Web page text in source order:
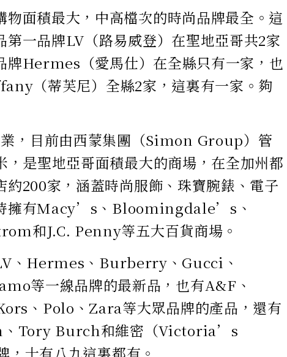
面積最大，中高檔次的時尚品牌最全。這
一品牌LV（路易威登）在聖地亞哥共2家
牌Hermes（愛馬仕）在全縣只有一家，也
（蒂芙尼）全縣2家，這裏有一家。夠
，目前由西蒙集團（Simon Group）管
，是聖地亞哥面積最大的商場，在全加州都
200家，涵蓋時尚服飾、珠寶腕錶、電子
擁有Macy’s、Bloomingdale’s、
和J.C. Penny等五大百貨商場。
、Hermes、Burberry、Gucci、
等一線品牌的最新品，也有A&F、
、Polo、Zara等大眾品牌的產品，還有
Tory Burch和維密（Victoria’s
十有八九這裏都有。